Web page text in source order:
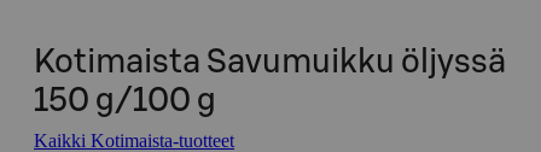
Kotimaista Savumuikku öljyssä
150 g/100 g
Kaikki Kotimaista-tuotteet